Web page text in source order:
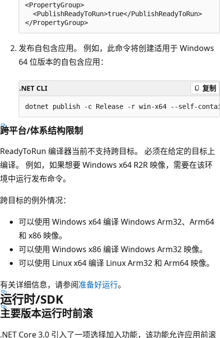
<PropertyGroup>
  <PublishReadyToRun>true</PublishReadyToRun>
发布自包含应用。 例如，此命令将创建适用于 Windows
64 位版本的自包含应用：
.NET CLI 复制
跨平台/体系结构限制
ReadyToRun 编译器当前不支持跨目标。 必须在给定的目标上
编译。 例如，如果想要 Windows x64 R2R 映像，需要在该环
境中运行发布命令。
跨目标的例外情况：
可以使用 Windows x64 编译 Windows Arm32、Arm64
和 x86 映像。
可以使用 Windows x86 编译 Windows Arm32 映像。
可以使用 Linux x64 编译 Linux Arm32 和 Arm64 映像。
有关详细信息，请参阅准备好运行。
运行时/SDK
主要版本运行时前滚
.NET Core 3.0 引入了一项选择加入功能，该功能允许应用前滚